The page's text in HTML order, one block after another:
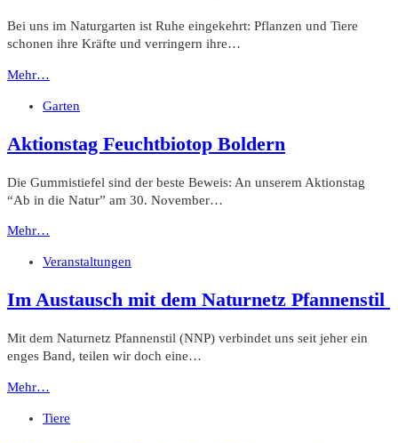
Bei uns im Naturgarten ist Ruhe eingekehrt: Pflanzen und Tiere
schonen ihre Kräfte und verringern ihre…
Mehr…
Garten
Aktionstag Feuchtbiotop Boldern
Die Gummistiefel sind der beste Beweis: An unserem Aktionstag
“Ab in die Natur” am 30. November…
Mehr…
Veranstaltungen
Im Austausch mit dem Naturnetz Pfannenstil
Mit dem Naturnetz Pfannenstil (NNP) verbindet uns seit jeher ein
enges Band, teilen wir doch eine…
Mehr…
Tiere